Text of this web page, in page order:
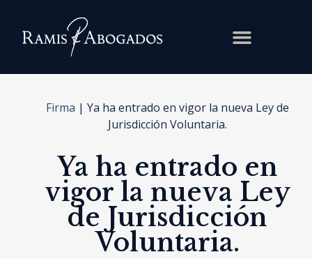
Firma | Ya ha entrado en vigor la nueva Ley de
Jurisdicción Voluntaria.
Ya ha entrado en
vigor la nueva Ley
de Jurisdicción
Voluntaria.